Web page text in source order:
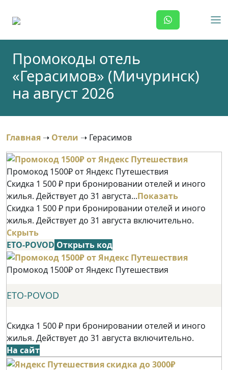
Промокоды отель
«Герасимов» (Мичуринск)
на август 2026
Главная ➝ Отели ➝ Герасимов
Промокод 1500₽ от Яндекс Путешествия
Скидка 1 500 ₽ при бронировании отелей и иного
жилья. Действует до 31 августа...Показать
Скидка 1 500 ₽ при бронировании отелей и иного
жилья. Действует до 31 августа включительно.
Скрыть
ETO-POVOD Открыть код
Промокод 1500₽ от Яндекс Путешествия
ETO-POVOD
Скидка 1 500 ₽ при бронировании отелей и иного
жилья. Действует до 31 августа включительно.
На сайт